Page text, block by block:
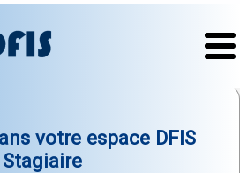
votre espace DFIS
Stagiaire